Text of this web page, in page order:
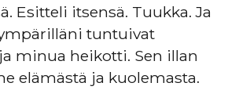
Esitteli itsensä. Tuukka. Ja
tuntuivat
minua heikotti. Sen illan
elämästä ja kuolemasta.